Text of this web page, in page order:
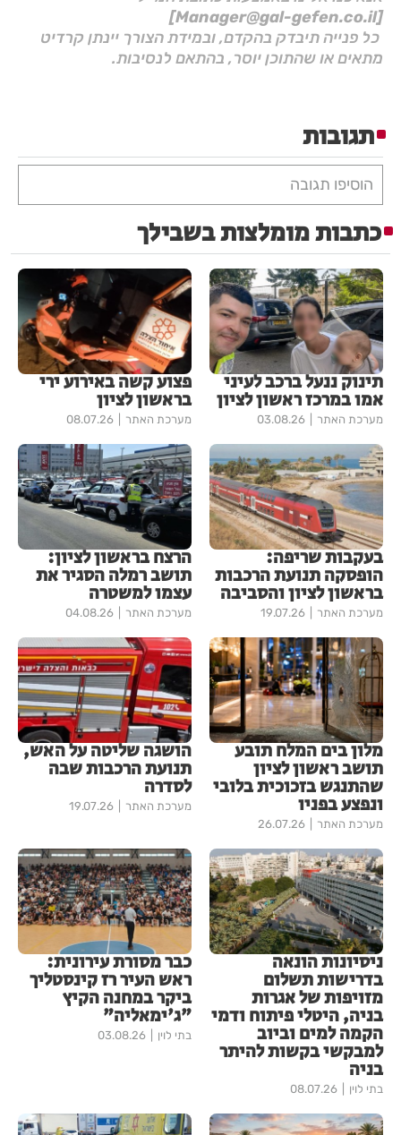
[Manager@gal-gefen.co.il]
כל פנייה תיבדק בהקדם, ובמידת הצורך יינתן קרדיט
מתאים או שהתוכן יוסר, בהתאם לנסיבות.
תגובות
הוסיפו תגובה
כתבות מומלצות בשבילך
תינוק ננעל ברכב לעיני
אמו במרכז ראשון לציון
מערכת האתר 03.08.26
פצוע קשה באירוע ירי
בראשון לציון
מערכת האתר 08.07.26
בעקבות שריפה:
הופסקה תנועת הרכבות
בראשון לציון והסביבה
מערכת האתר 19.07.26
הרצח בראשון לציון:
תושב רמלה הסגיר את
עצמו למשטרה
מערכת האתר 04.08.26
מלון בים המלח תובע
תושב ראשון לציון
שהתנגש בזכוכית בלובי
ונפצע בפניו
מערכת האתר 26.07.26
הושגה שליטה על האש,
תנועת הרכבות שבה
לסדרה
מערכת האתר 19.07.26
ניסיונות הונאה
בדרישות תשלום
מזויפות של אגרות
בניה, היטלי פיתוח ודמי
הקמה למים וביוב
למבקשי בקשות להיתר
בניה
בתי לוין 08.07.26
כבר מסורת עירונית:
ראש העיר רז קינסטליך
ביקר במחנה הקיץ
"ג'ימאליה"
בתי לוין 03.08.26